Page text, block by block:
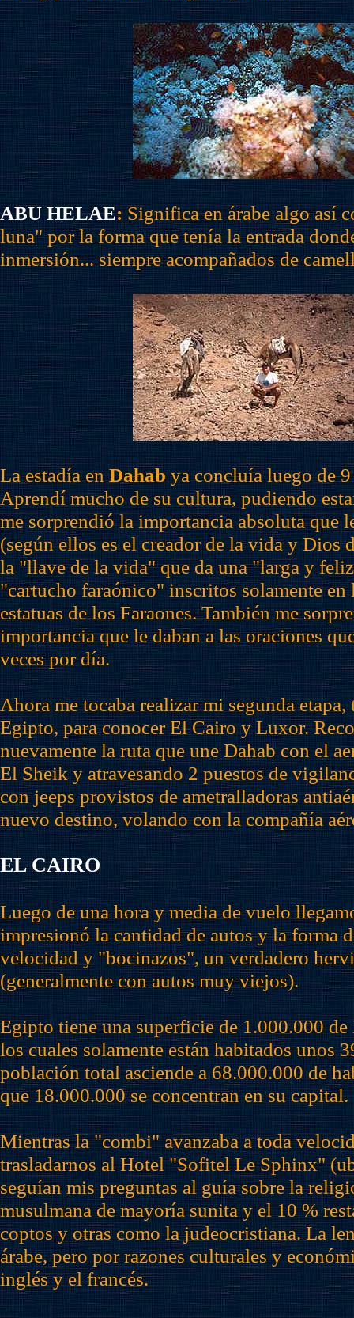
ABU HELAE:Significa en árabe algo así
luna" por la forma que tenía la entrada
inmersión... siempre acompañados de
La estadía enDahabya concluía luego de 9
Aprendí mucho de su cultura, pudiendo
me sorprendió la importancia absoluta que
(según ellos es el creador de la vida y Dios
la "llave de la vida" que da una "larga y
"cartucho faraónico" inscritos solamente en
estatuas de los Faraones. También me
importancia que le daban a las oraciones
veces por día.
Ahora me tocaba realizar mi segunda
Egipto, para conocer El Cairo y Luxor.
nuevamente la ruta que une Dahab con el
El Sheik y atravesando 2 puestos de
con jeeps provistos de ametralladoras
nuevo destino, volando con la compañía
EL CAIRO
Luego de una hora y media de vuelo
impresionó la cantidad de autos y la forma
velocidad y "bocinazos", un verdadero
(generalmente con autos muy viejos).
Egipto tiene una superficie de 1.000.000 de
los cuales solamente están habitados unos
población total asciende a 68.000.000 de
que 18.000.000 se concentran en su capital.
Mientras la "combi" avanzaba a toda
trasladarnos al Hotel "Sofitel Le Sphinx"
seguían mis preguntas al guía sobre la
musulmana de mayoría sunita y el 10 %
coptos y otras como la judeocristiana. La
árabe, pero por razones culturales y
inglés y el francés.